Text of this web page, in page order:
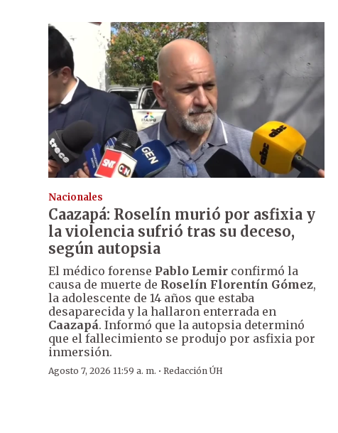
Nacionales
Caazapá: Roselín murió por asfixia y
la violencia sufrió tras su deceso,
según autopsia
El médico forense Pablo Lemir confirmó la
causa de muerte de Roselín Florentín Gómez,
la adolescente de 14 años que estaba
desaparecida y la hallaron enterrada en
Caazapá. Informó que la autopsia determinó
que el fallecimiento se produjo por asfixia por
inmersión.
Agosto 7, 2026 11:59 a. m. · Redacción ÚH